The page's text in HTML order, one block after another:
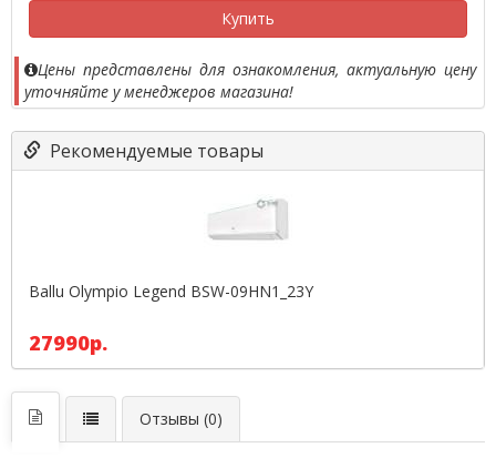
Купить
Цены представлены для ознакомления, актуальную цену
уточняйте у менеджеров магазина!
Рекомендуемые товары
Ballu Olympio Legend BSW-09HN1_23Y
27990р.
Отзывы (0)